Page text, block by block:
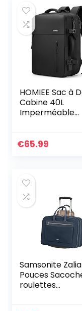
HOMIEE Sac à
Cabine 40L
Imperméable
Portable, Sac a
Sac à Dos
de Voyage
Homme &
€65.99
Samsonite
Pouces
roulettes